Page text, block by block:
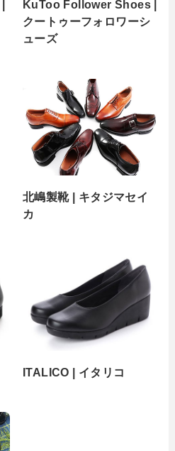
KuToo Follower Shoes |
クートゥーフォロワーシ
ューズ
北嶋製靴 | キタジマセイ
カ
ITALICO | イタリコ